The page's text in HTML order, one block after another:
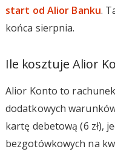
start od Alior Banku.
końca sierpnia.
Ile kosztuje Alior
Alior Konto to
dodatkowych
kartę debetową (6 zł),
bezgotówkowych na